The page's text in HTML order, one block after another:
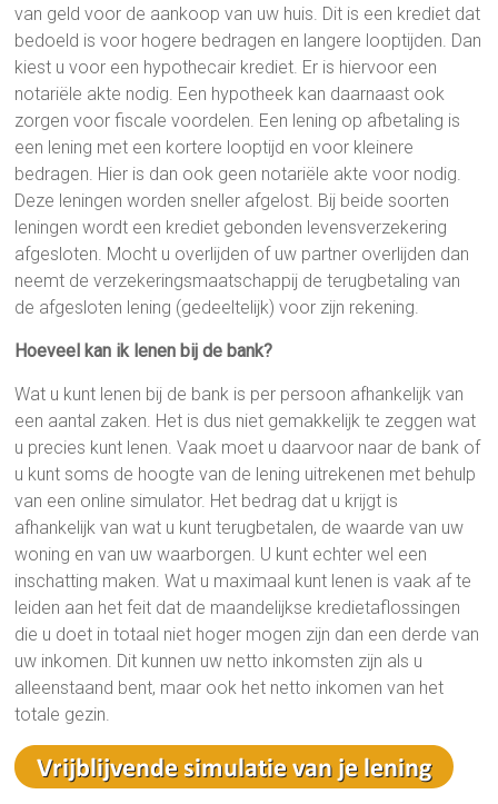
van geld voor de aankoop van uw huis. Dit is een krediet dat
bedoeld is voor hogere bedragen en langere looptijden. Dan
kiest u voor een hypothecair krediet. Er is hiervoor een
notariële akte nodig. Een hypotheek kan daarnaast ook
zorgen voor fiscale voordelen. Een lening op afbetaling is
een lening met een kortere looptijd en voor kleinere
bedragen. Hier is dan ook geen notariële akte voor nodig.
Deze leningen worden sneller afgelost. Bij beide soorten
leningen wordt een krediet gebonden levensverzekering
afgesloten. Mocht u overlijden of uw partner overlijden dan
neemt de verzekeringsmaatschappij de terugbetaling van
de afgesloten lening (gedeeltelijk) voor zijn rekening.
Hoeveel kan ik lenen bij de bank?
Wat u kunt lenen bij de bank is per persoon afhankelijk van
een aantal zaken. Het is dus niet gemakkelijk te zeggen wat
u precies kunt lenen. Vaak moet u daarvoor naar de bank of
u kunt soms de hoogte van de lening uitrekenen met behulp
van een online simulator. Het bedrag dat u krijgt is
afhankelijk van wat u kunt terugbetalen, de waarde van uw
woning en van uw waarborgen. U kunt echter wel een
inschatting maken. Wat u maximaal kunt lenen is vaak af te
leiden aan het feit dat de maandelijkse kredietaflossingen
die u doet in totaal niet hoger mogen zijn dan een derde van
uw inkomen. Dit kunnen uw netto inkomsten zijn als u
alleenstaand bent, maar ook het netto inkomen van het
totale gezin.